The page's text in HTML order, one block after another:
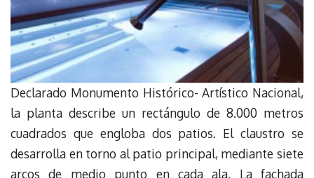
Declarado Monumento Histórico- Artístico Nacional,
la planta describe un rectángulo de 8.000 metros
cuadrados que engloba dos patios. El claustro se
desarrolla en torno al patio principal, mediante siete
arcos de medio punto en cada ala. La fachada